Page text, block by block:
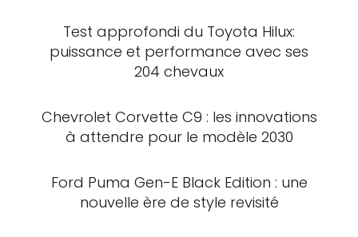
Test approfondi du Toyota Hilux:
puissance et performance avec ses
204 chevaux
Chevrolet Corvette C9 : les innovations
à attendre pour le modèle 2030
Ford Puma Gen-E Black Edition : une
nouvelle ère de style revisité